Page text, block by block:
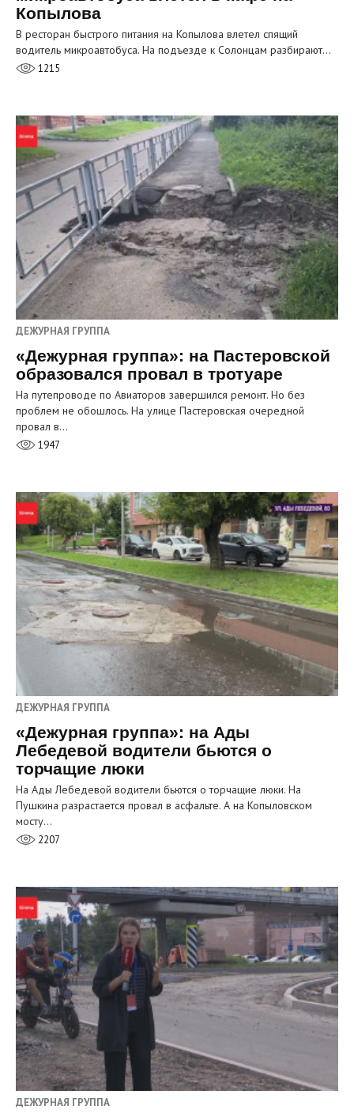
Копылова
В ресторан быстрого питания на Копылова влетел спящий
водитель микроавтобуса. На подъезде к Солонцам разбирают…
1215
ДЕЖУРНАЯ ГРУППА
«Дежурная группа»: на Пастеровской
образовался провал в тротуаре
На путепроводе по Авиаторов завершился ремонт. Но без
проблем не обошлось. На улице Пастеровская очередной
провал в…
1947
ДЕЖУРНАЯ ГРУППА
«Дежурная группа»: на Ады
Лебедевой водители бьются о
торчащие люки
На Ады Лебедевой водители бьются о торчащие люки. На
Пушкина разрастается провал в асфальте. А на Копыловском
мосту…
2207
ДЕЖУРНАЯ ГРУППА